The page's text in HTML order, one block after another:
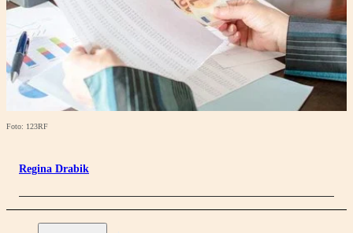
Foto: 123RF
Regina Drabik